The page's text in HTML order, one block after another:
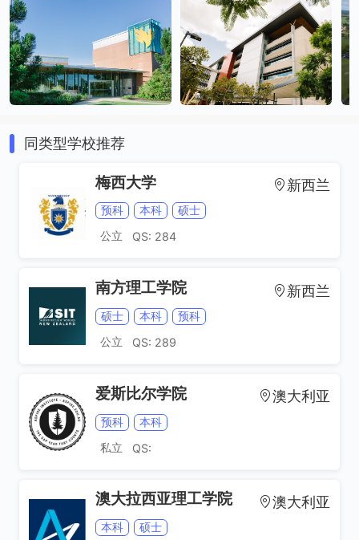
同类型学校推荐
梅西大学 新西兰
预科 本科
硕士
公立
QS: 284
南方理工学院 新西兰
硕士 本科
预科
公立
QS: 289
爱斯比尔学院 澳大利亚
预科
本科
私立
QS:
澳大拉西亚理工学院 澳大利亚
本科 硕士